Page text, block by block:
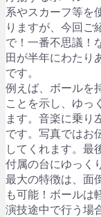
系やスカーフ等を
りますが、今回ご
で！一番不思議！
田が半年にわたり
です。
例えば、ボールを
ことを示し、ゆっ
ます。音楽に乗り
です。写真ではお
してくれます。最
付属の台にゆっく
最大の特徴は、面
も可能！ボールは
演技途中で行う場